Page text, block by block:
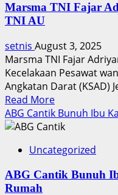
Jenderal
Bintang
Tiga
Marsma TNI Fajar
TNI AU
setnis August 3, 2025
Marsma TNI Fajar
Kecelakaan Pesawat
Angkatan Darat (KSAD)
Read MoreRead
more
about
TNI
Adriyanto
ABG Cantik Bunuh Ibu
Uncategorized
ABG Cantik Bunuh
Rumah